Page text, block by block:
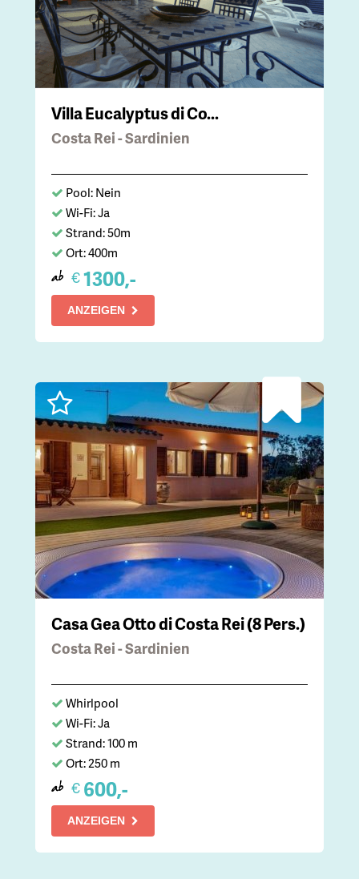
Villa Eucalyptus di Co...
Costa Rei - Sardinien
Pool: Nein
Wi-Fi: Ja
Strand: 50m
Ort: 400m
ab €1300,-
ANZEIGEN
Casa Gea Otto di Costa Rei (8 Pers.)
Costa Rei - Sardinien
Whirlpool
Wi-Fi: Ja
Strand: 100 m
Ort: 250 m
ab € 600,-
ANZEIGEN